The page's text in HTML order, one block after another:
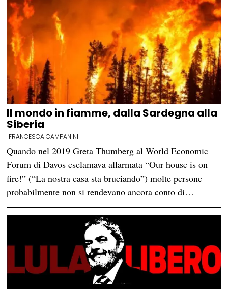
Il mondo in fiamme, dalla Sardegna alla
Siberia
FRANCESCA CAMPANINI
Quando nel 2019 Greta Thumberg al World Economic
Forum di Davos esclamava allarmata “Our house is on
fire!” (“La nostra casa sta bruciando”) molte persone
probabilmente non si rendevano ancora conto di…